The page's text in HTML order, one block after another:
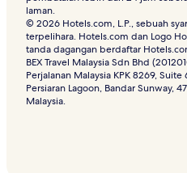
laman.
© 2026 Hotels.com, L.P., sebuah
terpelihara. Hotels.com dan Logo
tanda dagangan berdaftar
BEX Travel Malaysia Sdn Bhd
Perjalanan Malaysia KPK 8269,
Persiaran Lagoon, Bandar Sunway,
Malaysia.